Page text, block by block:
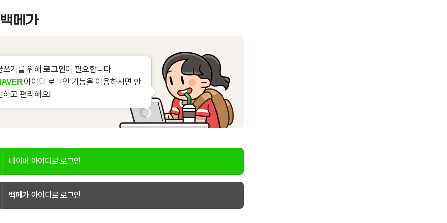
쓰기를 위해로그인이 필요합니다
아이디 로그인 기능을 이용하시면 안
하고 편리해요!
네이버 아이디로 로그인
백메가 아이디로 로그인